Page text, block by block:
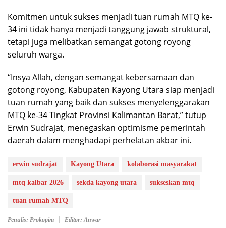
Komitmen untuk sukses menjadi tuan rumah MTQ ke-
34 ini tidak hanya menjadi tanggung jawab struktural,
tetapi juga melibatkan semangat gotong royong
seluruh warga.
“Insya Allah, dengan semangat kebersamaan dan
gotong royong, Kabupaten Kayong Utara siap menjadi
tuan rumah yang baik dan sukses menyelenggarakan
MTQ ke-34 Tingkat Provinsi Kalimantan Barat,” tutup
Erwin Sudrajat, menegaskan optimisme pemerintah
daerah dalam menghadapi perhelatan akbar ini.
erwin sudrajat Kayong Utara kolaborasi masyarakat
mtq kalbar 2026 sekda kayong utara sukseskan mtq
tuan rumah MTQ
Penulis: Prokopim Editor: Anwar